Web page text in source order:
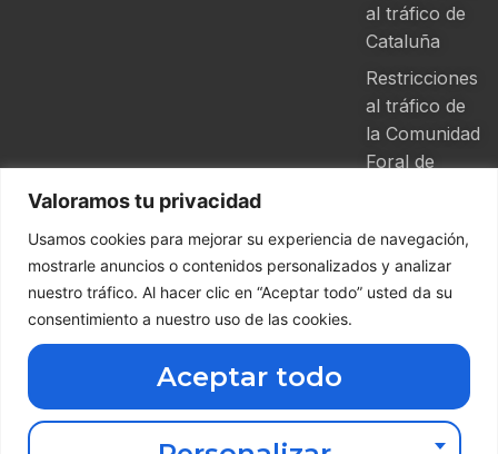
Valoramos tu privacidad
Usamos cookies para mejorar su experiencia de navegación,
mostrarle anuncios o contenidos personalizados y analizar
nuestro tráfico. Al hacer clic en “Aceptar todo” usted da su
consentimiento a nuestro uso de las cookies.
Aceptar todo
Descarga nuestra App de Grupo
Ferga
Haz clic aquí abajo
al tráfico de
Cataluña
Restricciones
al tráfico de
la Comunidad
Foral de
2026 Grupo
Ferga | Todos